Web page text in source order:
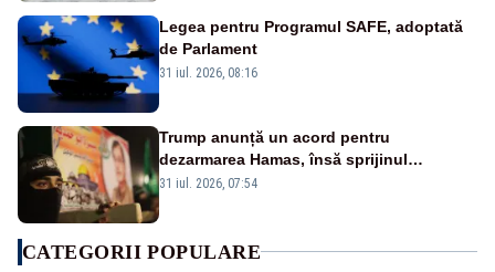
Legea pentru Programul SAFE, adoptată
de Parlament
31 iul. 2026, 08:16
Trump anunță un acord pentru
dezarmarea Hamas, însă sprijinul
Israelului rămâne incert
31 iul. 2026, 07:54
CATEGORII POPULARE